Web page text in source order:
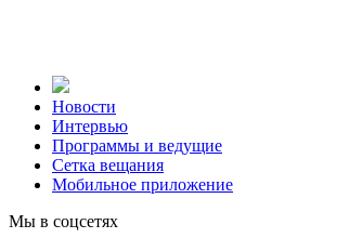
Новости
Интервью
Программы и ведущие
Сетка вещания
Мобильное приложение
Мы в соцсетях